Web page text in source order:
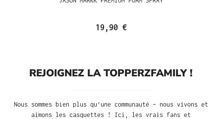
19,90 €
REJOIGNEZ LA TOPPERZFAMILY !
Nous sommes bien plus qu'une communauté – nous vivons et
aimons les casquettes ! Ici, les vrais fans et